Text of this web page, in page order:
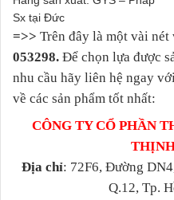
Sx tại Đức
=>> Trên đây là một vài nét
053298. Để chọn lựa được
nhu cầu hãy liên hệ ngay
về các sản phẩm tốt nhất:
CÔNG TY CỔ PHẦN
Địa chỉ: 72F6, Đường
Q.12, Tp.